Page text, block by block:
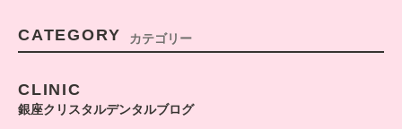
CATEGORY カテゴリー
CLINIC
銀座クリスタルデンタルブログ